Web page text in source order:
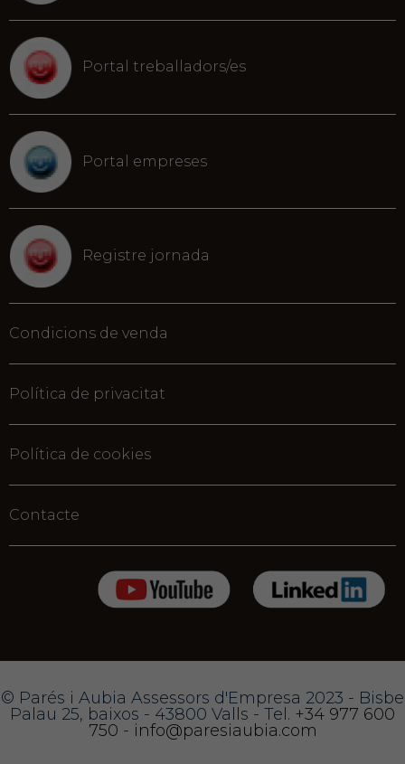
Portal treballadors/es
Portal empreses
Registre jornada
Condicions de venda
Política de privacitat
Política de cookies
Contacte
© Parés i Aubia Assessors d'Empresa 2023 - Bisbe
Palau 25, baixos - 43800 Valls - Tel. +34 977 600
750 - info@paresiaubia.com